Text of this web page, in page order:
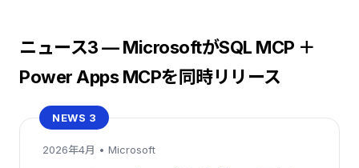
ニュース3 — MicrosoftがSQL MCP ＋
Power Apps MCPを同時リリース
NEWS 3
2026年4月 • Microsoft